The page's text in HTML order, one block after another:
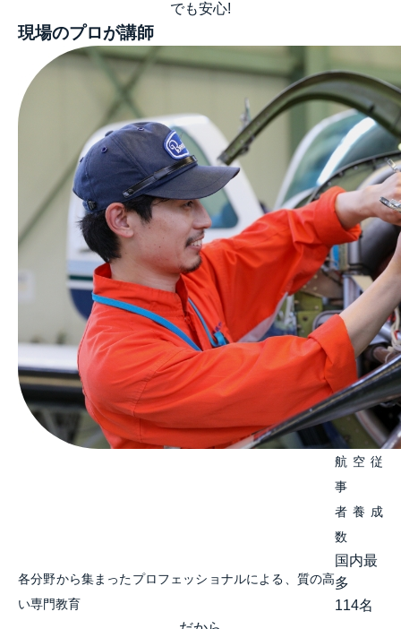
でも安心!
現場のプロが講師
各分野から集まったプロフェッショナルによる、質の高
い専門教育
航空従
事
者養成
数
国内最
多
114名